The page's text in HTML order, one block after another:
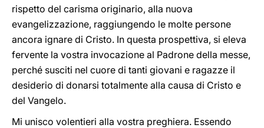
rispetto del carisma originario, alla nuova
evangelizzazione, raggiungendo le molte persone
ancora ignare di Cristo. In questa prospettiva, si eleva
fervente la vostra invocazione al Padrone della messe,
perché susciti nel cuore di tanti giovani e ragazze il
desiderio di donarsi totalmente alla causa di Cristo e
del Vangelo.
Mi unisco volentieri alla vostra preghiera. Essendo